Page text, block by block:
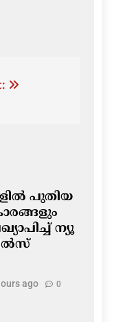
പുതിയ
ന്യൂ
ago 0